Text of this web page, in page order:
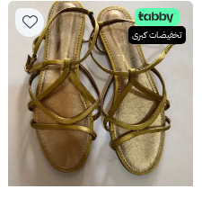
تخفيضات كبرى